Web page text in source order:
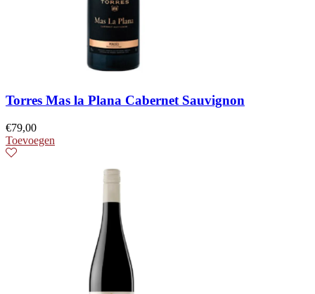
Torres Mas la Plana Cabernet Sauvignon
€79,00
Toevoegen